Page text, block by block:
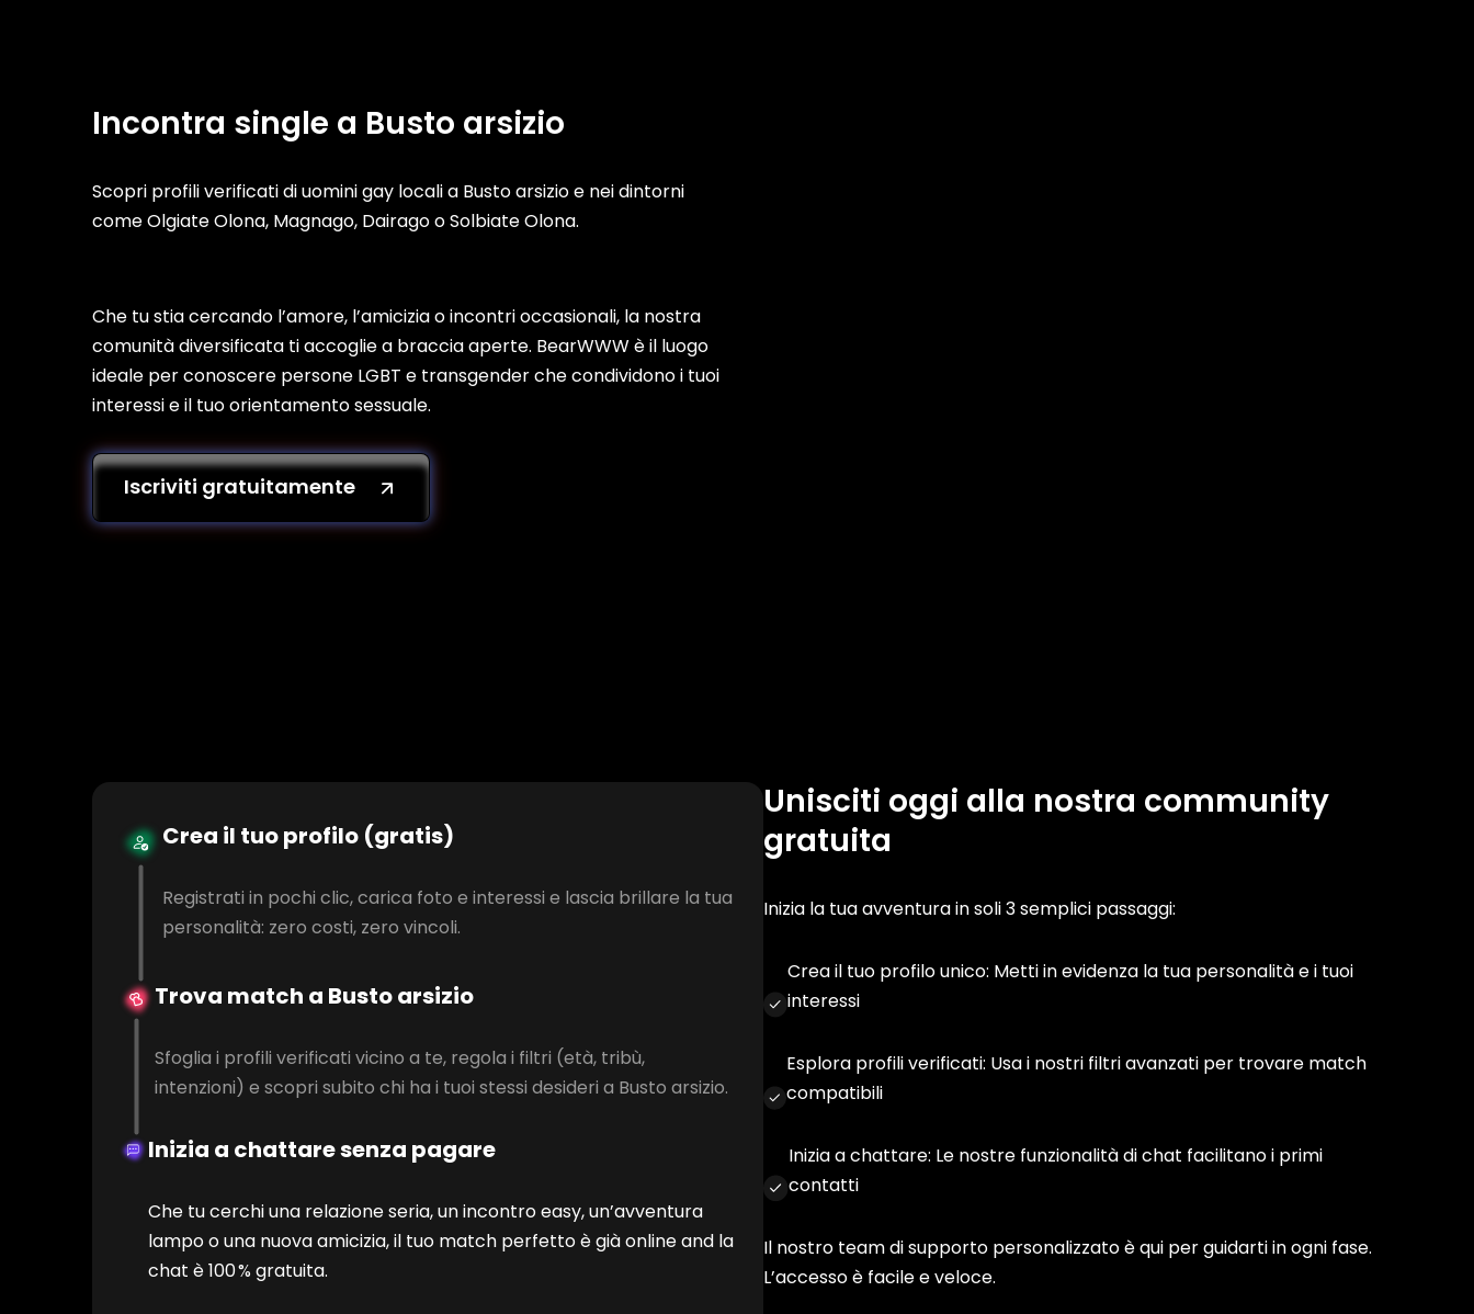
Incontra single a Busto arsizio
Scopri profili verificati di uomini gay locali a Busto arsizio e nei dintorni
come Olgiate Olona, Magnago, Dairago o Solbiate Olona.
Che tu stia cercando l’amore, l’amicizia o incontri occasionali, la nostra
comunità diversificata ti accoglie a braccia aperte. BearWWW è il luogo
ideale per conoscere persone LGBT e transgender che condividono i tuoi
interessi e il tuo orientamento sessuale.
Iscriviti gratuitamente
Crea il tuo profilo (gratis)
Registrati in pochi clic, carica foto e interessi e lascia brillare la tua
personalità: zero costi, zero vincoli.
Trova match a Busto arsizio
Sfoglia i profili verificati vicino a te, regola i filtri (età, tribù,
intenzioni) e scopri subito chi ha i tuoi stessi desideri a Busto arsizio.
Inizia a chattare senza pagare
Che tu cerchi una relazione seria, un incontro easy, un’avventura
lampo o una nuova amicizia, il tuo match perfetto è già online and la
chat è 100 % gratuita.
Unisciti oggi alla nostra community
gratuita
Inizia la tua avventura in soli 3 semplici passaggi:
Crea il tuo profilo unico: Metti in evidenza la tua personalità e i tuoi
interessi
Esplora profili verificati: Usa i nostri filtri avanzati per trovare match
compatibili
Inizia a chattare: Le nostre funzionalità di chat facilitano i primi
contatti
Il nostro team di supporto personalizzato è qui per guidarti in ogni fase.
L’accesso è facile e veloce.